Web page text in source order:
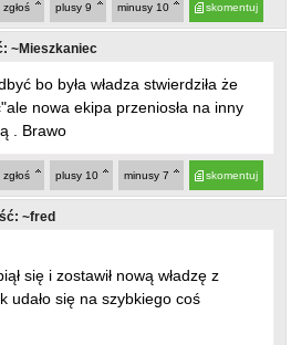
skomentuj
minusy 10
plusy 9
zgłoś
~Mieszkaniec
bo była władza stwierdziła że
nowa ekipa przeniosła na inny
. Brawo
skomentuj
minusy 7
plusy 10
zgłoś
~fred
się i zostawił nową władzę z
udało się na szybkiego coś